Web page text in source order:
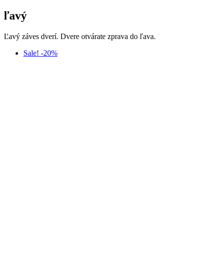
ľavý
Ľavý záves dverí. Dvere otvárate zprava do ľava.
Sale! -20%